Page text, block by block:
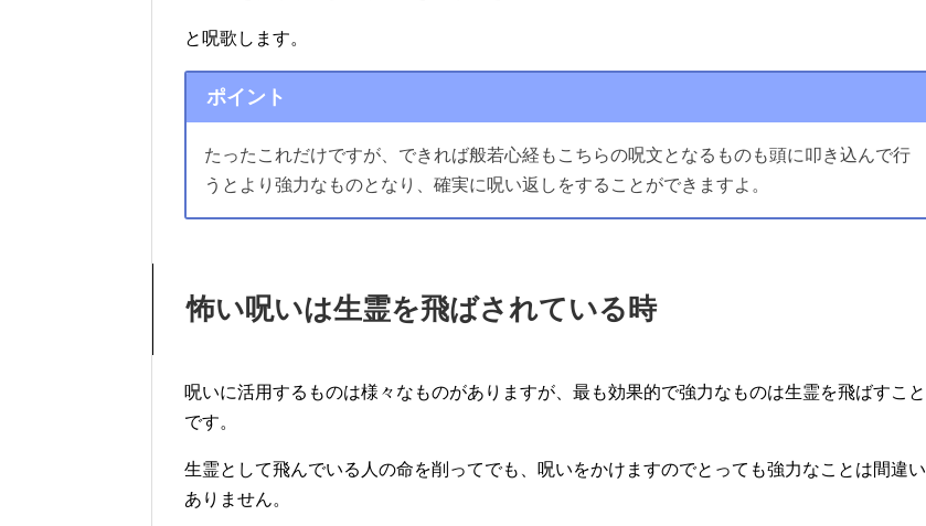
と呪歌します。
ポイント
たったこれだけですが、できれば般若心経もこちらの呪文となるものも頭に叩き込んで行
うとより強力なものとなり、確実に呪い返しをすることができますよ。
怖い呪いは生霊を飛ばされている時
呪いに活用するものは様々なものがありますが、最も効果的で強力なものは生霊を飛ばすこと
です。
生霊として飛んでいる人の命を削ってでも、呪いをかけますのでとっても強力なことは間違い
ありません。